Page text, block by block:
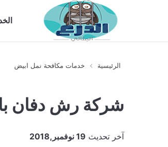
بحث
عنالرئيسية خدمات مكافحة نمل ابيض
شركة رش دفان بالزلفي
آخر تحديث 19 نوفمبر,2018